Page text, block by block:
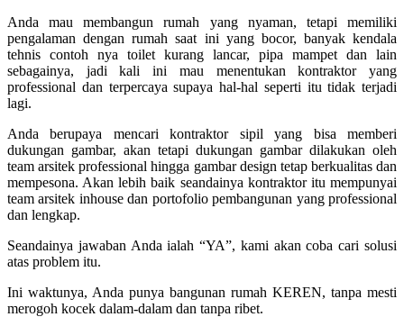
Anda mau membangun rumah yang nyaman, tetapi memiliki
pengalaman dengan rumah saat ini yang bocor, banyak kendala
tehnis contoh nya toilet kurang lancar, pipa mampet dan lain
sebagainya, jadi kali ini mau menentukan kontraktor yang
professional dan terpercaya supaya hal-hal seperti itu tidak terjadi
lagi.
Anda berupaya mencari kontraktor sipil yang bisa memberi
dukungan gambar, akan tetapi dukungan gambar dilakukan oleh
team arsitek professional hingga gambar design tetap berkualitas dan
mempesona. Akan lebih baik seandainya kontraktor itu mempunyai
team arsitek inhouse dan portofolio pembangunan yang professional
dan lengkap.
Seandainya jawaban Anda ialah “YA”, kami akan coba cari solusi
atas problem itu.
Ini waktunya, Anda punya bangunan rumah KEREN, tanpa mesti
merogoh kocek dalam-dalam dan tanpa ribet.